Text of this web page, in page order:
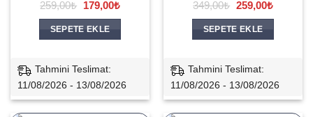
259,00₺ Orijinal
fiyat:
259,00₺.
179,00₺Şu
SEPETE EKLE
Tahmini Teslimat:
11/08/2026 - 13/08/2026
349,00₺ Orijinal
fiyat:
349,00₺.
259,00₺Şu
SEPETE EKLE
Tahmini Teslimat:
11/08/2026 - 13/08/2026